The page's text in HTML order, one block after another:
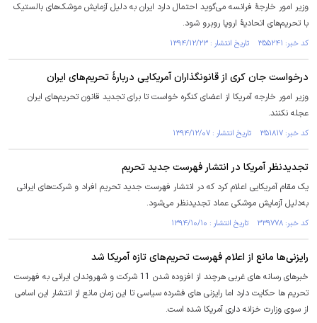
وزیر امور خارجۀ فرانسه می‌گوید احتمال دارد ایران به دلیل آزمایش موشک‌های بالستیک
با تحریم‌های اتحادیۀ اروپا روبرو شود.
کد خبر: ۳۵۵۲۴۱ تاریخ انتشار : ۱۳۹۴/۱۲/۲۳
درخواست جان کری از قانونگذاران آمریکایی دربارۀ تحریم‌های ایران
وزیر امور خارجه آمریکا از اعضای کنگره خواست تا برای تجدید قانون تحریم‌های ایران
عجله نکنند.
کد خبر: ۳۵۱۸۱۷ تاریخ انتشار : ۱۳۹۴/۱۲/۰۷
تجدیدنظر آمریکا در انتشار فهرست جدید تحریم
یک مقام آمریکایی اعلام کرد که در انتشار فهرست جدید تحریم افراد و شرکت‌های ایرانی
به‌دلیل آزمایش موشکی عماد تجدیدنظر می‌شود.
کد خبر: ۳۳۹۷۷۸ تاریخ انتشار : ۱۳۹۴/۱۰/۱۰
رایزنی‌ها مانع از اعلام فهرست تحریم‌های تازه آمریکا شد
خبرهای رسانه های غربی هرچند از افزوده شدن 11 شرکت و شهروندان ایرانی به فهرست
تحریم ها حکایت دارد اما رایزنی های فشرده سیاسی تا این زمان مانع از انتشار این اسامی
از سوی وزارت خزانه داری آمریکا شده است.